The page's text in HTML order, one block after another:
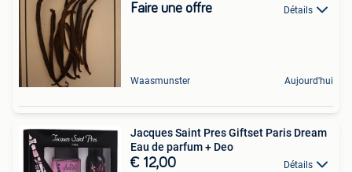
Faire une offre Détails
Waasmunster Aujourd'hui
Jacques Saint Pres Giftset Paris Dream
Eau de parfum + Deo
€ 12,00 Détails